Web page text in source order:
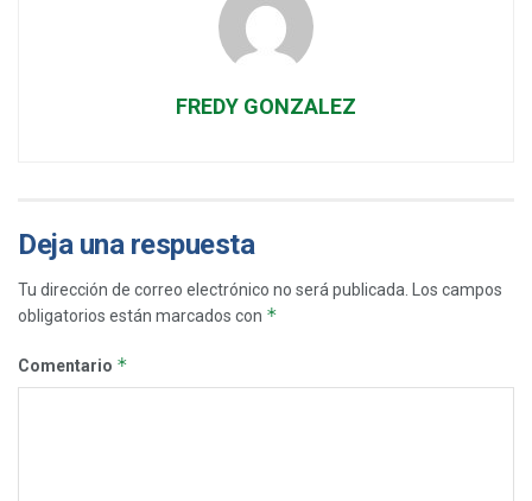
FREDY GONZALEZ
Deja una respuesta
Tu dirección de correo electrónico no será publicada.
Los campos
obligatorios están marcados con *
Comentario *